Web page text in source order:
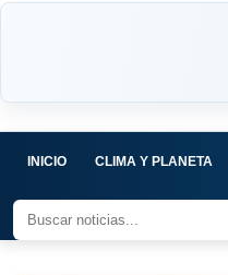
INICIO CLIMA Y PLANETA